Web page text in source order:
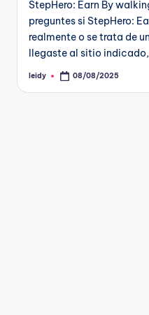
StepHero: Earn By
preguntes si StepHero:
realmente o se trata de
llegaste al sitio
Publicado
leidy 08/08/2025